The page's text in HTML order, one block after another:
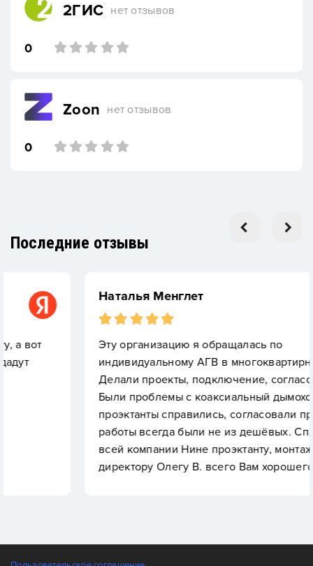
2ГИС нет отзывов
0
Zoon нет отзывов
0
Последние отзывы
Наталья Менглет
Эту организацию я обращалась по
индивидуальному АГВ в многоквартирном доме.
Делали проекты, подключение, согласование.
Были проблемы с коаксиальный дымоход. Но
проэктанты справились, согласовали проэкт. Эти
работы всегда были не из дешёвых. Спасибо,
всей компании Нине проэктанту, монтаж Денису,
директору Олегу В. всего Вам хорошего